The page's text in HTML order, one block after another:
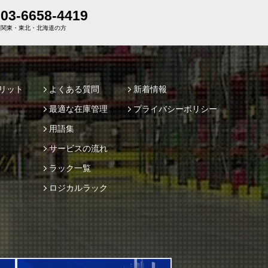
03-6658-4419
関東・東北・北海道の方
ット よくある質問
最適な在庫管理
用語集
サービスの流れ
ラック一覧
ロジカルラック
新着情報
プライバシーポリシー